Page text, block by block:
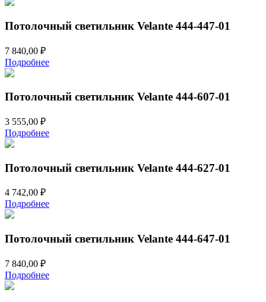
Потолочный светильник Velante 444-447-01
7 840,00 ₽
Подробнее
Потолочный светильник Velante 444-607-01
3 555,00 ₽
Подробнее
Потолочный светильник Velante 444-627-01
4 742,00 ₽
Подробнее
Потолочный светильник Velante 444-647-01
7 840,00 ₽
Подробнее